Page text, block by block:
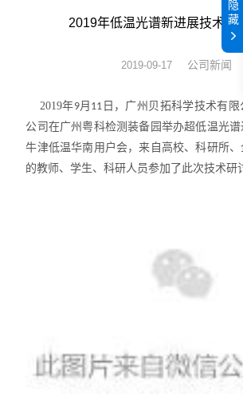
膜厚仪
光谱部件及外设
拉曼光谱仪
差示/热重/差热/热分析
扫描探针显微镜/原子力
激光粒度仪、纳米粒度仪
荧光分光光度计（分子荧光
2019年低温光谱新进展技术研
2019-09-17 公司新闻
2019年9月 11 日，广州贝拓科学技术有
公司在广州粤科检测装备园举办超低温光
牛津低温华南用户会，来自高校、科研所
的教师、学生、科研人员参加了此次技术研
隐
藏